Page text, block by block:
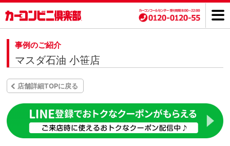
事例のご紹介
マスダ石油 小笹店
店舗詳細TOPに戻る